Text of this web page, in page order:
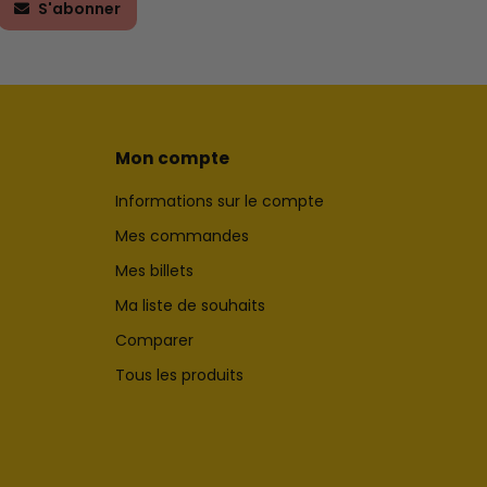
S'abonner
Mon compte
Informations sur le compte
Mes commandes
Mes billets
Ma liste de souhaits
Comparer
Tous les produits